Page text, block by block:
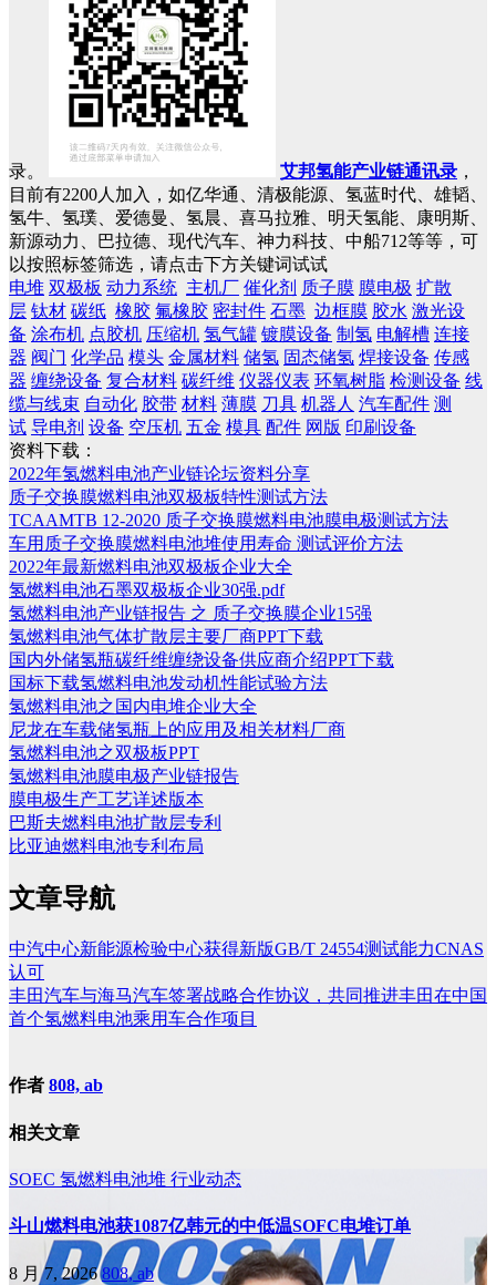
录。 艾邦氢能产业链通讯录 ，
目前有2200人加入，如亿华通、清极能源、氢蓝时代、雄韬、
氢牛、氢璞、爱德曼、氢晨、喜马拉雅、明天氢能、康明斯、
新源动力、巴拉德、现代汽车、神力科技、中船712等等，可
以按照标签筛选，请点击下方关键词试试
电堆 双极板 动力系统 主机厂 催化剂 质子膜 膜电极 扩散
层 钛材 碳纸 橡胶 氟橡胶 密封件 石墨 边框膜 胶水 激光设
备 涂布机 点胶机 压缩机 氢气罐 镀膜设备 制氢 电解槽 连接
器 阀门 化学品 模头 金属材料 储氢 固态储氢 焊接设备 传感
器 缠绕设备 复合材料 碳纤维 仪器仪表 环氧树脂 检测设备 线
缆与线束 自动化 胶带 材料 薄膜 刀具 机器人 汽车配件 测
试 导电剂 设备 空压机 五金 模具 配件 网版 印刷设备
资料下载：
2022年氢燃料电池产业链论坛资料分享
质子交换膜燃料电池双极板特性测试方法
TCAAMTB 12-2020 质子交换膜燃料电池膜电极测试方法
车用质子交换膜燃料电池堆使用寿命 测试评价方法
2022年最新燃料电池双极板企业大全
氢燃料电池石墨双极板企业30强.pdf
氢燃料电池产业链报告 之 质子交换膜企业15强
氢燃料电池气体扩散层主要厂商PPT下载
国内外储氢瓶碳纤维缠绕设备供应商介绍PPT下载
国标下载氢燃料电池发动机性能试验方法
氢燃料电池之国内电堆企业大全
尼龙在车载储氢瓶上的应用及相关材料厂商
氢燃料电池之双极板PPT
氢燃料电池膜电极产业链报告
膜电极生产工艺详述版本
巴斯夫燃料电池扩散层专利
比亚迪燃料电池专利布局
文章导航
中汽中心新能源检验中心获得新版GB/T 24554测试能力CNAS
认可
丰田汽车与海马汽车签署战略合作协议，共同推进丰田在中国
首个氢燃料电池乘用车合作项目
作者 808, ab
相关文章
SOEC 氢燃料电池堆 行业动态
斗山燃料电池获1087亿韩元的中低温SOFC电堆订单
8 月 7, 2026808, ab